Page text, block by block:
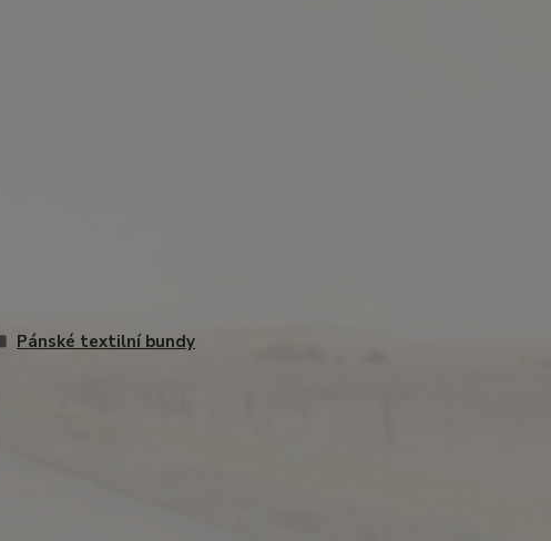
Pánské textilní bundy